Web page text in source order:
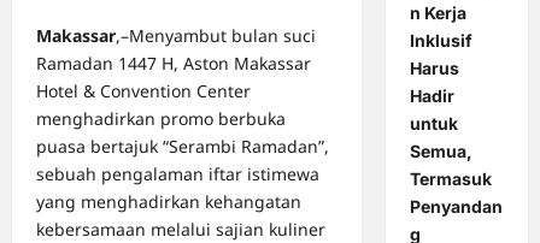
Makassar,–Menyambut bulan suci
Ramadan 1447 H, Aston Makassar
Hotel & Convention Center
menghadirkan promo berbuka
puasa bertajuk “Serambi Ramadan”,
sebuah pengalaman iftar istimewa
yang menghadirkan kehangatan
kebersamaan melalui sajian kuliner
n Kerja
Inklusif
Harus
Hadir
untuk
Semua,
Termasuk
Penyandan
g